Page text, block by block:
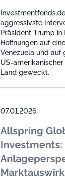
aggressivste
Präsident Trump
Hoffnungen auf
Venezuela und auf
US-
Land geweckt.
07.01.2026
Allspring
Investments: